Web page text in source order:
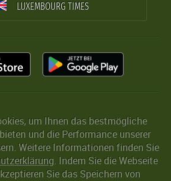
LUXEMBOURG TIMES
um Ihnen das bestmögliche
und die Performance unserer
Weitere Informationen finden Sie
. Indem Sie die Webseite
Sie das Speichern von